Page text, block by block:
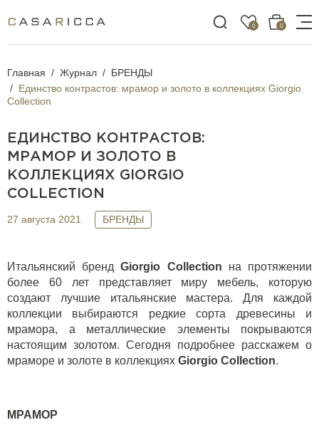
0 0
Главная Журнал
БРЕНДЫ
Единство контрастов: мрамор и золото в коллекциях Giorgio
Collection
ЕДИНСТВО КОНТРАСТОВ:
МРАМОР И ЗОЛОТО В
КОЛЛЕКЦИЯХ GIORGIO
COLLECTION
27 августа 2021 БРЕНДЫ
Итальянский брендGiorgio Collection
на протяжении
более 60 лет представляет миру мебель, которую
создают лучшие итальянские мастера. Для каждой
коллекции выбираются редкие сорта древесины и
мрамора, а металлические элементы покрываются
настоящим золотом. Сегодня подробнее расскажем о
мраморе и золоте в коллекциях Giorgio Collection.
МРАМОР